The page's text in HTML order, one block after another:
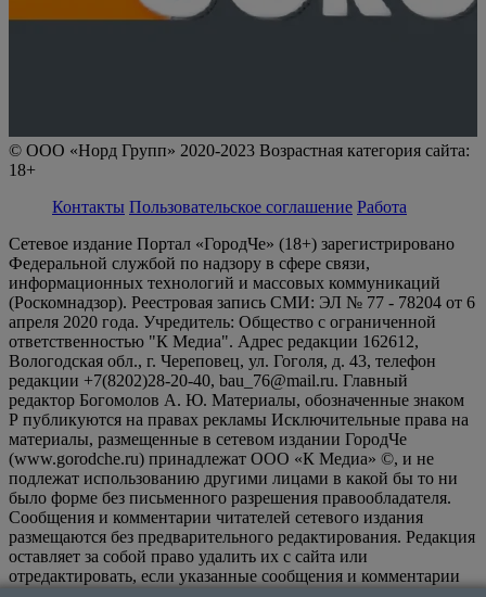
© ООО «Норд Групп» 2020-2023 Возрастная категория сайта:
18+
Контакты Пользовательское соглашение Работа
Сетевое издание Портал «ГородЧе» (18+) зарегистрировано
Федеральной службой по надзору в сфере связи,
информационных технологий и массовых коммуникаций
(Роскомнадзор). Реестровая запись СМИ: ЭЛ № 77 - 78204 от 6
апреля 2020 года. Учредитель: Общество с ограниченной
ответственностью "К Медиа". Адрес редакции 162612,
Вологодская обл., г. Череповец, ул. Гоголя, д. 43, телефон
редакции +7(8202)28-20-40, bau_76@mail.ru. Главный
редактор Богомолов А. Ю. Материалы, обозначенные знаком
Р публикуются на правах рекламы Исключительные права на
материалы, размещенные в сетевом издании ГородЧе
(www.gorodche.ru) принадлежат ООО «К Медиа» ©, и не
подлежат использованию другими лицами в какой бы то ни
было форме без письменного разрешения правообладателя.
Сообщения и комментарии читателей сетевого издания
размещаются без предварительного редактирования. Редакция
оставляет за собой право удалить их с сайта или
отредактировать, если указанные сообщения и комментарии